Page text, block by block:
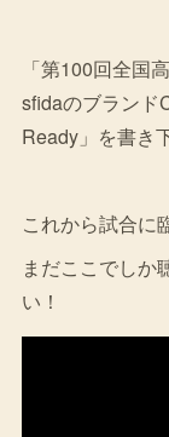
「第100回全国
sfidaのブランド
Ready」を書き
これから試合に
まだここでしか
い！